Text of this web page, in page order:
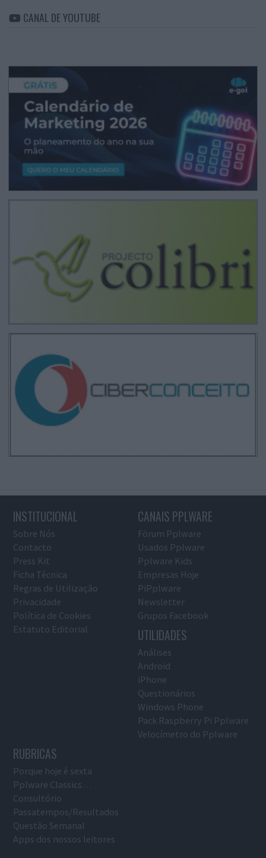
CANAL DE YOUTUBE
INSTITUCIONAL
Sobre Nós
Contacto
Press Kit
Ficha Técnica
Regras de Utilização
Privacidade
Política de Cookies
Estatuto Editorial
CANAIS PPLWARE
Fórum Pplware
Usados Pplware
Pplware Kids
Empresas Hoje
PiPplware
Newsletter
Grupos Facebook
UTILIDADES
Análises
Android
iPhone
Questionários
Windows Phone
Pack Raspberry Pi Pplware
Velocímetro do Pplware
RUBRICAS
Porque hoje é sexta
Pplware Classics…
Consultório
Passatempos/Resultados
Questão Semanal
Apps dos nossos leitores